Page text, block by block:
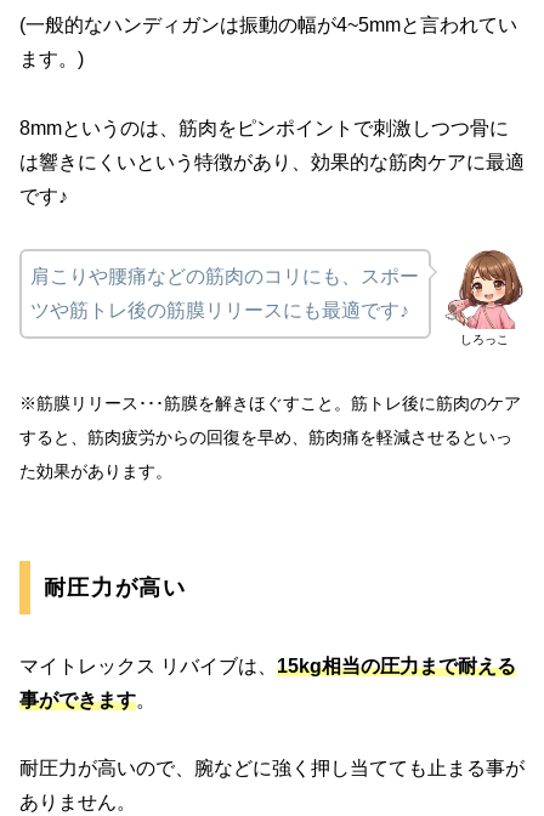
(一般的なハンディガンは振動の幅が4~5mmと言われてい
ます。)
8mmというのは、筋肉をピンポイントで刺激しつつ骨に
は響きにくいという特徴があり、効果的な筋肉ケアに最適
です♪
しろっこ
肩こりや腰痛などの筋肉のコリにも、スポー
ツや筋トレ後の筋膜リリースにも最適です♪
※筋膜リリース･･･筋膜を解きほぐすこと。筋トレ後に筋肉のケア
すると、筋肉疲労からの回復を早め、筋肉痛を軽減させるといっ
た効果があります。
耐圧力が高い
マイトレックス リバイブは、 15kg相当の圧力まで耐える
事ができます。
耐圧力が高いので、腕などに強く押し当てても止まる事が
ありません。